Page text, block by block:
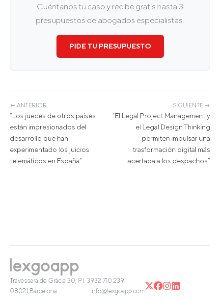
Cuéntanos tu caso y recibe gratis hasta 3
presupuestos de abogados especialistas.
PIDE TU PRESUPUESTO
← ANTERIOR
“Los jueces de otros países
están impresionados del
desarrollo que han
experimentado los juicios
telemáticos en España”
SIGUIENTE →
“El Legal Project Management y
el Legal Design Thinking
permiten impulsar una
trasformación digital más
acertada a los despachos”
Travessera de Gràcia 30, Pl. 3
08021 Barcelona
932 710 239
info@lexgoapp.com